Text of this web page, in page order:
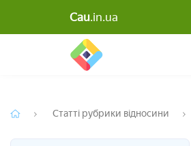
Cau.in.ua
Назад
Статті рубрики відносини